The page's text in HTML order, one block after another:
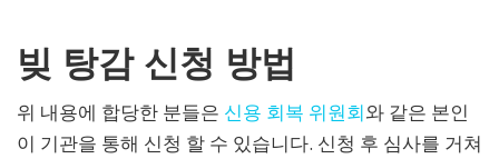
빚 탕감 신청 방법
위 내용에 합당한 분들은 신용 회복 위원회와 같은 본인
이 기관을 통해 신청 할 수 있습니다. 신청 후 심사를 거쳐